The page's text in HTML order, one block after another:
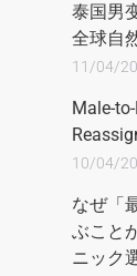
泰国男
全球自
11/04/
Male-
10/04/
なぜ「
ぶこと
ニック